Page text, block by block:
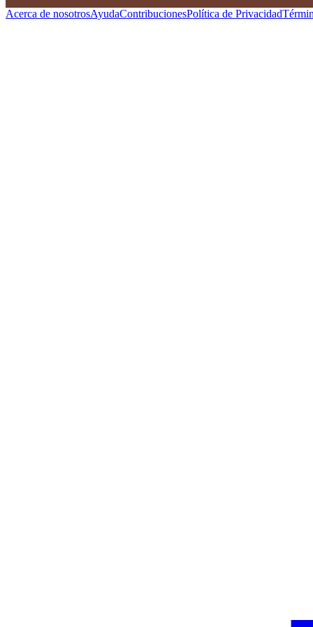
Acerca de nosotrosAyudaContribucionesPolítica de Privacidad